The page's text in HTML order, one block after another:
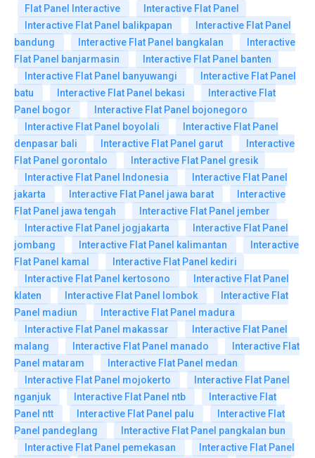
Flat Panel Interactive
Interactive Flat Panel
Interactive Flat Panel balikpapan
Interactive Flat Panel
bandung
Interactive Flat Panel bangkalan
Interactive
Flat Panel banjarmasin
Interactive Flat Panel banten
Interactive Flat Panel banyuwangi
Interactive Flat Panel
batu
Interactive Flat Panel bekasi
Interactive Flat
Panel bogor
Interactive Flat Panel bojonegoro
Interactive Flat Panel boyolali
Interactive Flat Panel
denpasar bali
Interactive Flat Panel garut
Interactive
Flat Panel gorontalo
Interactive Flat Panel gresik
Interactive Flat Panel Indonesia
Interactive Flat Panel
jakarta
Interactive Flat Panel jawa barat
Interactive
Flat Panel jawa tengah
Interactive Flat Panel jember
Interactive Flat Panel jogjakarta
Interactive Flat Panel
jombang
Interactive Flat Panel kalimantan
Interactive
Flat Panel kamal
Interactive Flat Panel kediri
Interactive Flat Panel kertosono
Interactive Flat Panel
klaten
Interactive Flat Panel lombok
Interactive Flat
Panel madiun
Interactive Flat Panel madura
Interactive Flat Panel makassar
Interactive Flat Panel
malang
Interactive Flat Panel manado
Interactive Flat
Panel mataram
Interactive Flat Panel medan
Interactive Flat Panel mojokerto
Interactive Flat Panel
nganjuk
Interactive Flat Panel ntb
Interactive Flat
Panel ntt
Interactive Flat Panel palu
Interactive Flat
Panel pandeglang
Interactive Flat Panel pangkalan bun
Interactive Flat Panel pemekasan
Interactive Flat Panel